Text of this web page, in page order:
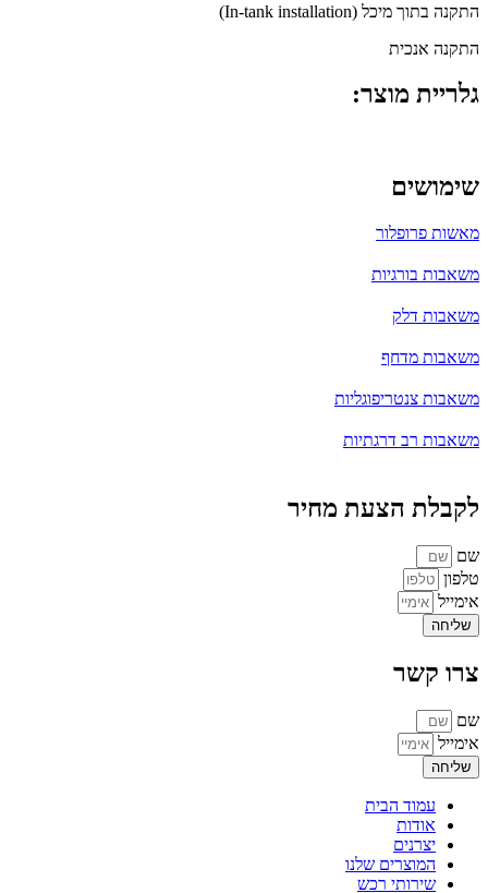
התקנה בתוך מיכל (In-tank installation)
התקנה אנכית
גלריית מוצר:
שימושים
מאשות פרופלור
משאבות בורגיות
משאבות דלק
משאבות מדחף
משאבות צנטריפוגליות
משאבות רב דרגתיות
לקבלת הצעת מחיר
שם
טלפון
אימייל
שליחה
צרו קשר
שם
אימייל
שליחה
עמוד הבית
אודות
יצרנים
המוצרים שלנו
שירותי רכש